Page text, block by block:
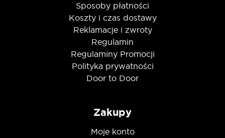
Sposoby płatności
Koszty i czas dostawy
Reklamacje i zwroty
Regulamin
Regulaminy Promocji
Polityka prywatności
Door to Door
Zakupy
Moje konto